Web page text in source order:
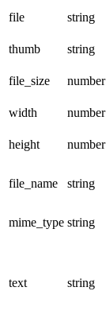
file string
thumb
string
file_size
number
width
number
height
number
file_name string
mime_type string
text string